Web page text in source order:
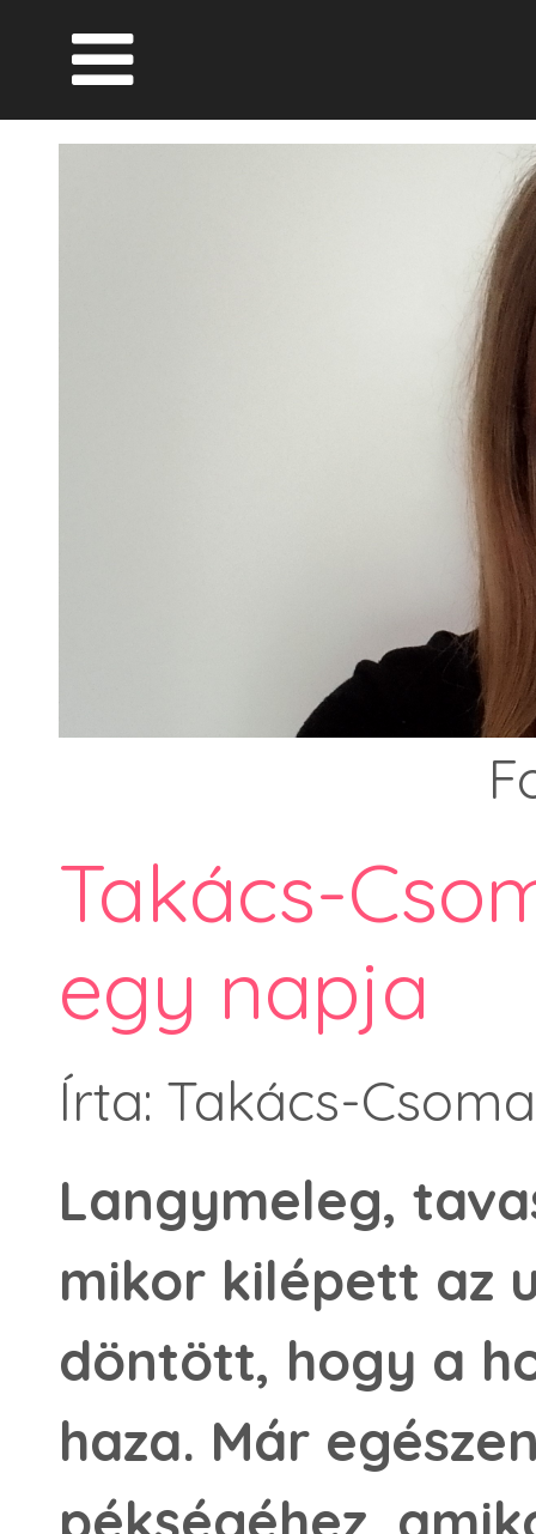
Takács-
egy napja
Írta: Takács-
Langymeleg,
mikor kilépett az
döntött, hogy a
haza. Már